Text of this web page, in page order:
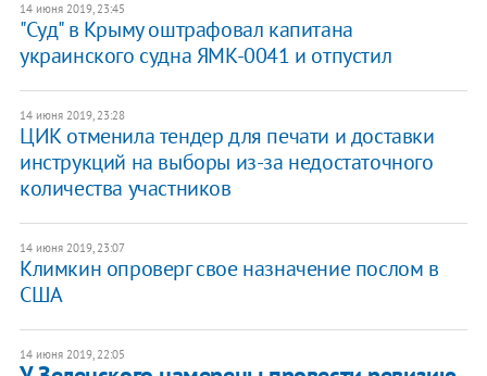
14 июня 2019, 23:45
"Суд" в Крыму оштрафовал капитана
украинского судна ЯМК-0041 и отпустил
14 июня 2019, 23:28
ЦИК отменила тендер для печати и доставки
инструкций на выборы из-за недостаточного
количества участников
14 июня 2019, 23:07
Климкин опроверг свое назначение послом в
США
14 июня 2019, 22:05